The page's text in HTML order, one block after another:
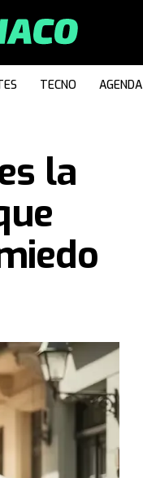
TECNO AGENDA
la